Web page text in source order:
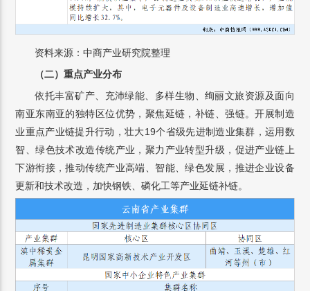
资料来源：中商产业研究院整理
（二）重点产业分布
依托丰富矿产、充沛绿能、多样生物、绚丽文旅资源及面向
南亚东南亚的独特区位优势，聚焦延链，补链、强链。开展制造
业重点产业链提升行动，壮大19个省级先进制造业集群，运用数
智、绿色技术改造传统产业，聚力产业转型升级，促进产业链上
下游衔接，推动传统产业高端、智能、绿色发展，推进企业设备
更新和技术改造，加快钢铁、磷化工等产业延链补链。